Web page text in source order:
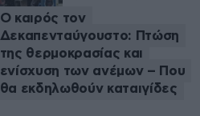
Ο καιρός τον
Δεκαπενταύγουστο: Πτώση
της θερμοκρασίας και
ενίσχυση των ανέμων – Που
θα εκδηλωθούν καταιγίδες